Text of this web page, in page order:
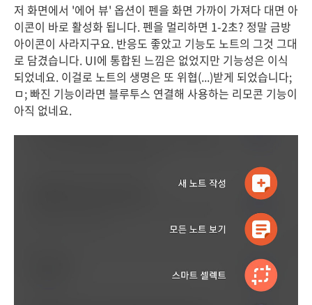
저 화면에서 '에어 뷰' 옵션이 펜을 화면 가까이 가져다 대면 아
이콘이 바로 활성화 됩니다. 펜을 멀리하면 1-2초? 정말 금방
아이콘이 사라지구요. 반응도 좋았고 기능도 노트의 그것 그대
로 담겼습니다. UI에 통합된 느낌은 없었지만 기능성은 이식
되었네요. 이걸로 노트의 생명은 또 위협(...)받게 되었습니다;
ㅁ; 빠진 기능이라면 블루투스 연결해 사용하는 리모콘 기능이
아직 없네요.